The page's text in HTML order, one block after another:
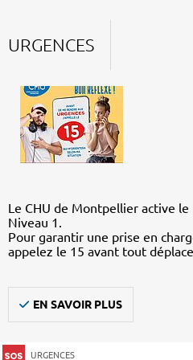
URGENCES
Le CHU de Montpellier active
Niveau 1.
Pour garantir une prise en
appelez le 15 avant tout
EN SAVOIR PLUS
URGENCES